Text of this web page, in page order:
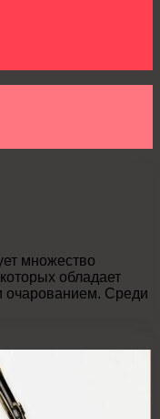
множество
обладает
очарованием. Среди